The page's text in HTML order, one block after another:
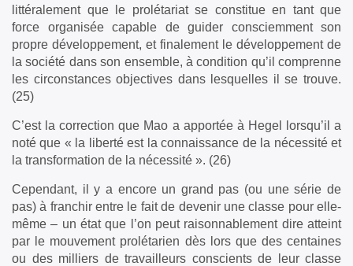
littéralement que le prolétariat se constitue en tant que
force organisée capable de guider consciemment son
propre développement, et finalement le développement de
la société dans son ensemble, à condition qu’il comprenne
les circonstances objectives dans lesquelles il se trouve.
(25)
C’est la correction que Mao a apportée à Hegel lorsqu’il a
noté que « la liberté est la connaissance de la nécessité et
la transformation de la nécessité ». (26)
Cependant, il y a encore un grand pas (ou une série de
pas) à franchir entre le fait de devenir une classe pour elle-
même – un état que l’on peut raisonnablement dire atteint
par le mouvement prolétarien dès lors que des centaines
ou des milliers de travailleurs conscients de leur classe